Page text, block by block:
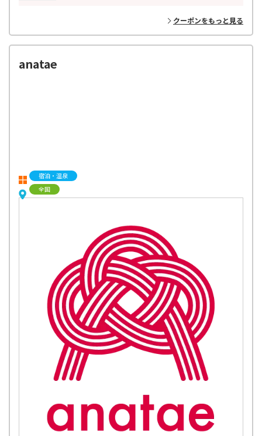
クーポンをもっと見る
anatae
宿泊・温泉
全国